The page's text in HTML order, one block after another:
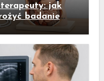
jak
badanie
codziennej